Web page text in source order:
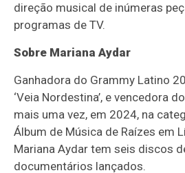
direção musical de inúmeras
programas de TV.
Sobre Mariana Aydar
Ganhadora do Grammy Latino
‘Veia Nordestina’, e vencedora
mais uma vez, em 2024, na
Álbum de Música de Raízes em
Mariana Aydar tem seis discos
documentários lançados.